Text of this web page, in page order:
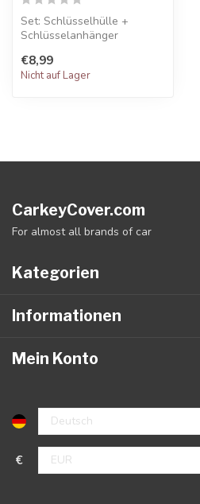
Set: Schlüsselhülle +
Schlüsselanhänger
€8,99
Nicht auf Lager
CarkeyCover.com
For almost all brands of car
Kategorien
Informationen
Mein Konto
€